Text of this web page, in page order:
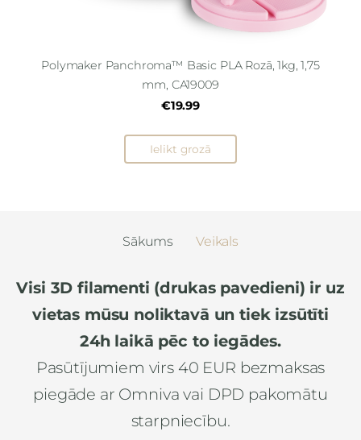
Polymaker Panchroma™ Basic PLA Rozā, 1kg, 1,75
mm, CA19009
€19.99
Ielikt grozā
Sākums Veikals
Visi 3D filamenti (drukas pavedieni) ir uz
vietas mūsu noliktavā un tiek izsūtīti
24h laikā pēc to iegādes.
Pasūtījumiem virs 40 EUR bezmaksas
piegāde ar Omniva vai DPD pakomātu
starpniecību.